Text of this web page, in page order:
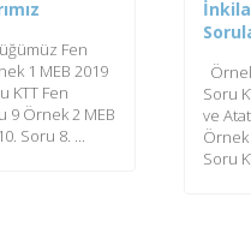
Fen
1 MEB 2019
KTT Fen
9 Örnek 2 MEB
Soru 8. ...
Soru
ve
Örnek
Soru